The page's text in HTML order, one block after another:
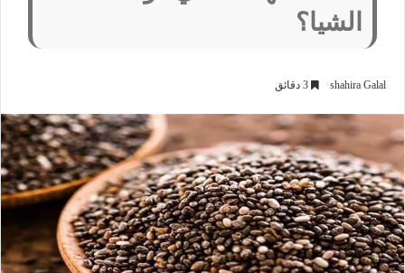
الشيا؟
shahira Galal